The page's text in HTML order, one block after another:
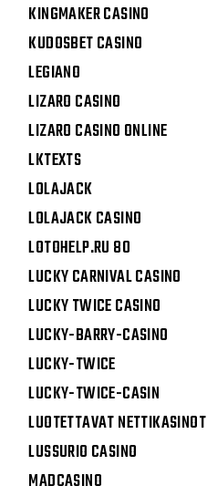
KINGMAKER CASINO
KUDOSBET CASINO
LEGIANO
LIZARO CASINO
LIZARO CASINO ONLINE
LKTEXTS
LOLAJACK
LOLAJACK CASINO
LOTOHELP.RU 80
LUCKY CARNIVAL CASINO
LUCKY TWICE CASINO
LUCKY-BARRY-CASINO
LUCKY-TWICE
LUCKY-TWICE-CASIN
LUOTETTAVAT NETTIKASINOT
LUSSURIO CASINO
MADCASINO